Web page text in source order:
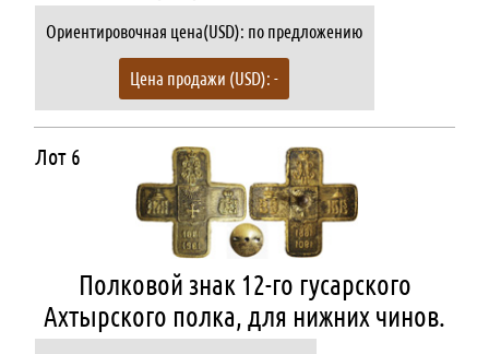
Ориентировочная цена(USD): по предложению
Цена продажи (USD): -
Лот 6
Полковой знак 12-го гусарского
Ахтырского полка, для нижних чинов.